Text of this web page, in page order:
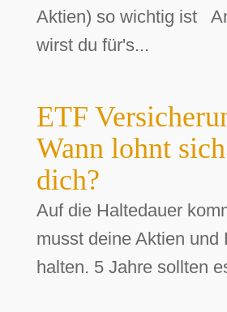
Aktien) so wichtig ist
wirst du für's...
ETF
Wann lohnt
dich?
Auf die Haltedauer
musst deine Aktien und
halten. 5 Jahre sollten